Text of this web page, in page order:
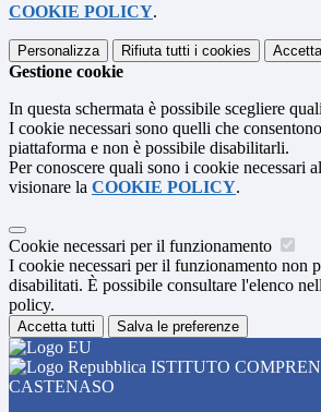
COOKIE POLICY.
Personalizza Rifiuta tutti i cookies
Gestione cookie
In questa schermata è possibile scegliere
I cookie necessari sono quelli che
piattaforma e non è possibile disabilitarli.
Per conoscere quali sono i cookie necessari
visionare la COOKIE POLICY.
Cookie necessari per il funzionamento
I cookie necessari per il funzionamento non
disabilitati. È possibile consultare l'elenco
policy.
Accetta tutti Salva le preferenze
ISTITUTO
CASTENASO